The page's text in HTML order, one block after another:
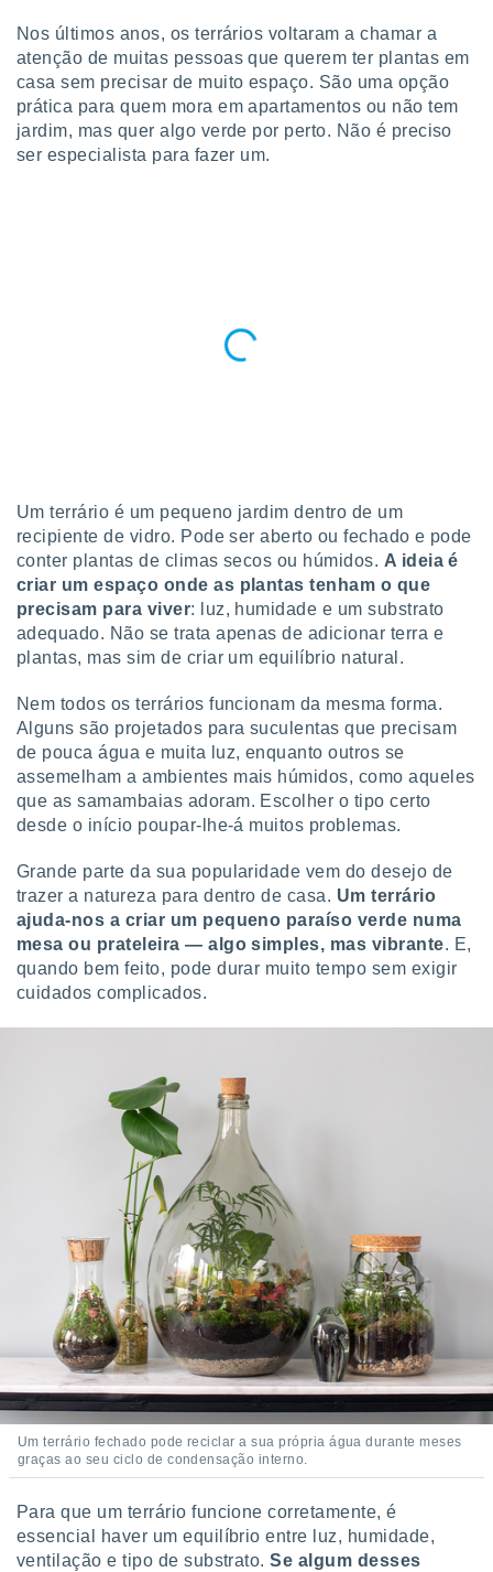
e
Pode
na nossa
e
cookies,
a
site
caso,
de que
para
não
cookies
o
ou
Pode
de
ao
através
este sitio
IP e
possam
seus
com
tal,
seu
ou opor-
Nos últimos anos, os terrários voltaram a chamar a
atenção de muitas pessoas que querem ter plantas em
casa sem precisar de muito espaço. São uma opção
prática para quem mora em apartamentos ou não tem
jardim, mas quer algo verde por perto. Não é preciso
ser especialista para fazer um.
Um terrário é um pequeno jardim dentro de um
recipiente de vidro. Pode ser aberto ou fechado e pode
conter plantas de climas secos ou húmidos. A ideia é
criar um espaço onde as plantas tenham o que
precisam para viver: luz, humidade e um substrato
adequado. Não se trata apenas de adicionar terra e
plantas, mas sim de criar um equilíbrio natural.
Nem todos os terrários funcionam da mesma forma.
Alguns são projetados para suculentas que precisam
de pouca água e muita luz, enquanto outros se
assemelham a ambientes mais húmidos, como aqueles
que as samambaias adoram. Escolher o tipo certo
desde o início poupar-lhe-á muitos problemas.
Grande parte da sua popularidade vem do desejo de
trazer a natureza para dentro de casa. Um terrário
ajuda-nos a criar um pequeno paraíso verde numa
mesa ou prateleira — algo simples, mas vibrante. E,
quando bem feito, pode durar muito tempo sem exigir
cuidados complicados.
Um terrário fechado pode reciclar a sua própria água durante meses
graças ao seu ciclo de condensação interno.
Para que um terrário funcione corretamente, é
essencial haver um equilíbrio entre luz, humidade,
ventilação e tipo de substrato.Se algum desses